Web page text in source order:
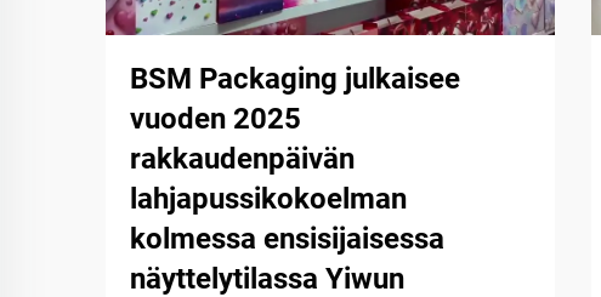
BSM Packaging julkaisee
vuoden 2025
rakkaudenpäivän
lahjapussikokoelman
kolmessa ensisijaisessa
näyttelytilassa Yiwun